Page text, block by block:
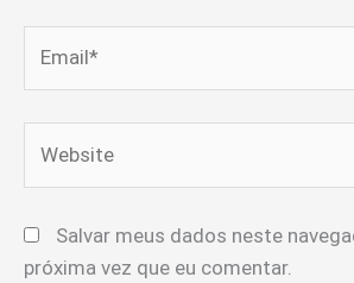
Salvar meus dados neste
próxima vez que eu comentar.